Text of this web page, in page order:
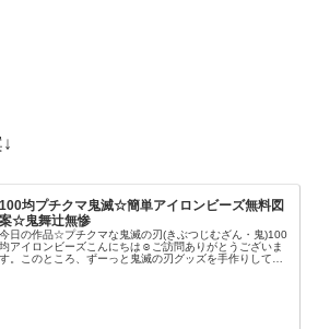
100均プチクマ鬼滅☆簡単アイロンビーズ無料図
案☆鬼舞辻無惨
今日の作品☆プチクマな鬼滅の刃(きぶつじむざん・鬼)100
均アイロンビーズこんにちは☺ご訪問ありがとうございま
す。このところ、ずーっと鬼滅の刃グッズを手作りしてい